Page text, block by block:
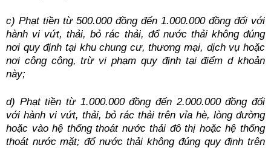
c) Phạt tiền từ 500.000 đồng đến 1.000.000 đồng đối với
hành vi vứt, thải, bỏ rác thải, đổ nước thải không đúng
nơi quy định tại khu chung cư, thương mại, dịch vụ hoặc
nơi công cộng, trừ vi phạm quy định tại điểm d khoản
này;
d) Phạt tiền từ 1.000.000 đồng đến 2.000.000 đồng đối
với hành vi vứt, thải, bỏ rác thải trên vỉa hè, lòng đường
hoặc vào hệ thống thoát nước thải đô thị hoặc hệ thống
thoát nước mặt; đổ nước thải không đúng quy định trên